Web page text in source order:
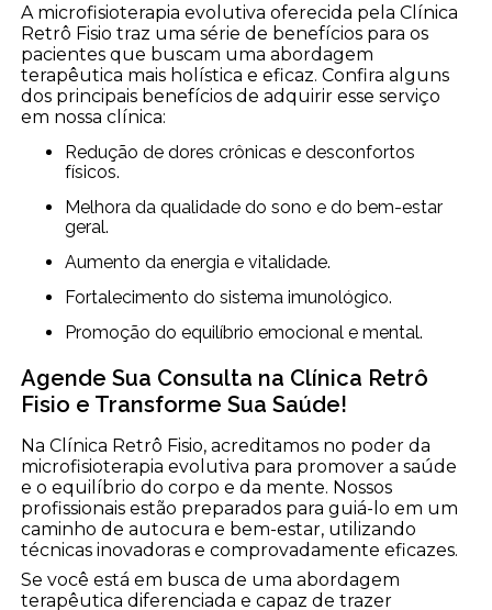
A microfisioterapia evolutiva oferecida pela Clínica
Retrô Fisio traz uma série de benefícios para os
pacientes que buscam uma abordagem
terapêutica mais holística e eficaz. Confira alguns
dos principais benefícios de adquirir esse serviço
em nossa clínica:
Redução de dores crônicas e desconfortos
físicos.
Melhora da qualidade do sono e do bem-estar
geral.
Aumento da energia e vitalidade.
Fortalecimento do sistema imunológico.
Promoção do equilíbrio emocional e mental.
Agende Sua Consulta na Clínica Retrô
Fisio e Transforme Sua Saúde!
Na Clínica Retrô Fisio, acreditamos no poder da
microfisioterapia evolutiva para promover a saúde
e o equilíbrio do corpo e da mente. Nossos
profissionais estão preparados para guiá-lo em um
caminho de autocura e bem-estar, utilizando
técnicas inovadoras e comprovadamente eficazes.
Se você está em busca de uma abordagem
terapêutica diferenciada e capaz de trazer